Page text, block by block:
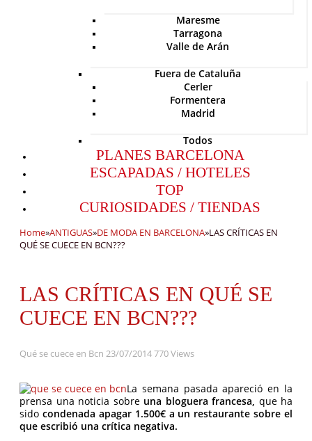
Maresme
Tarragona
Valle de Arán
Fuera de Cataluña
Cerler
Formentera
Madrid
Todos
PLANES BARCELONA
ESCAPADAS / HOTELES
TOP
CURIOSIDADES / TIENDAS
Home»ANTIGUAS»DE MODA EN BARCELONA»LAS CRÍTICAS EN
QUÉ SE CUECE EN BCN???
LAS CRÍTICAS EN QUÉ SE
CUECE EN BCN???
Qué se cuece en Bcn 23/07/2014770 Views
La semana pasada apareció en la
prensa una noticia sobre una bloguera francesa, que ha
sido condenada apagar 1.500€ a un restaurante sobre el
que escribió una crítica negativa.